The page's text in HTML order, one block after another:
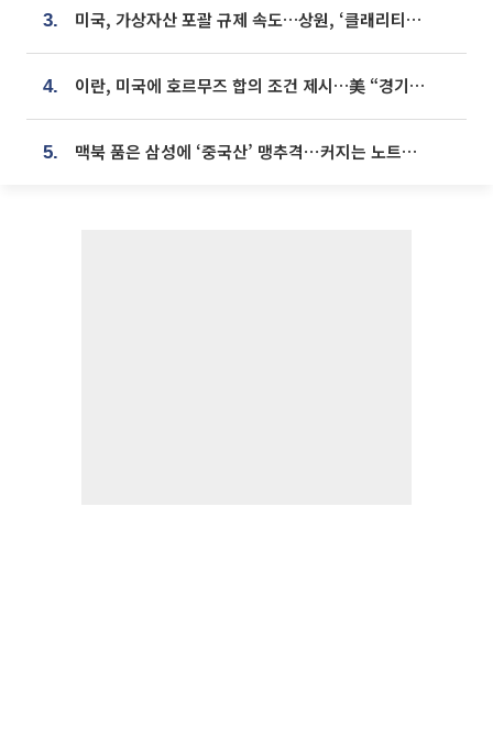
3. 미국, 가상자산 포괄 규제 속도…상원, ‘클래리티법’ 9월 절차투표 추진
4. 이란, 미국에 호르무즈 합의 조건 제시…美 “경기 아직 안 끝나” [종합]
5. 맥북 품은 삼성에 ‘중국산’ 맹추격⋯커지는 노트북 OLED 시장